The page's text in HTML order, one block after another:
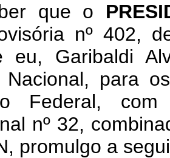
que o
nº 402,
eu, Garibaldi
Nacional, para
Federal,
nº 32,
promulgo a